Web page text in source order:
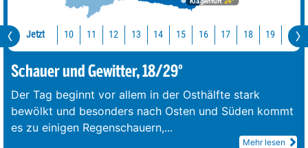
Jetzt 10 11 12 13 14 15 16 17 18 19 20
Schauer und Gewitter, 18/29°
Der Tag beginnt vor allem in der Osthälfte stark
bewölkt und besonders nach Osten und Süden kommt
es zu einigen Regenschauern,...
Mehr lesen